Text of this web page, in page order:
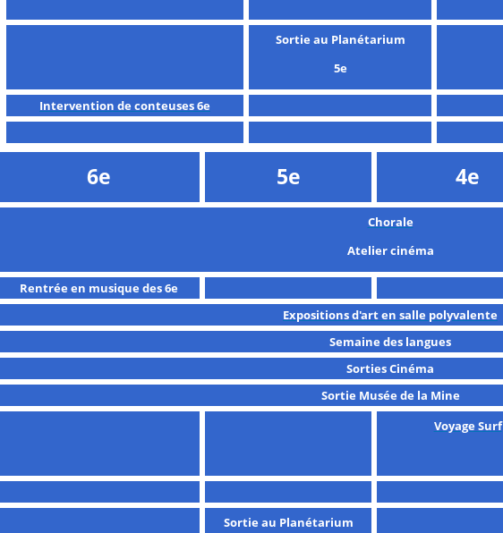
Sortie au Planétarium
5e
Intervention de conteuses 6e
6e 5e 4e
Chorale
Atelier cinéma
Rentrée en musique des 6e
Expositions d'art en salle polyvalente
Semaine des langues
Sorties Cinéma
Sortie Musée de la Mine
Voyage Surf
Sortie au Planétarium